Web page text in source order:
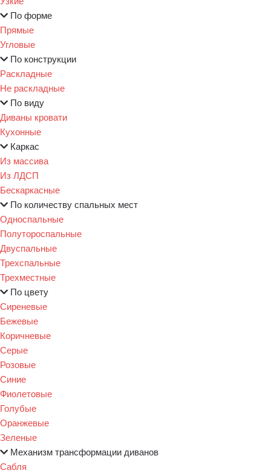
По форме
Прямые
Угловые
По конструкции
Раскладные
Не раскладные
По виду
Диваны кровати
Кухонные
Каркас
Из массива
Из ЛДСП
Бескаркасные
По количеству спальных мест
Односпальные
Полутороспальные
Двуспальные
Трехспальные
Трехместные
По цвету
Сиреневые
Бежевые
Коричневые
Серые
Розовые
Синие
Фиолетовые
Голубые
Оранжевые
Зеленые
Механизм трансформации диванов
Сабля